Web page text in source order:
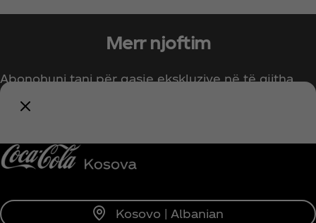
Merr njoftim
Abonohuni tani për qasje ekskluzive në të gjitha
Kosovo | Albanian